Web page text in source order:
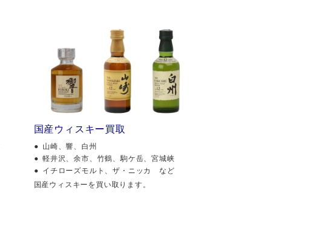
国産ウィスキー買取
山崎、響、白州
軽井沢、余市、竹鶴、駒ケ岳、宮城峡
イチローズモルト、ザ・ニッカ など
国産ウィスキーを買い取ります。